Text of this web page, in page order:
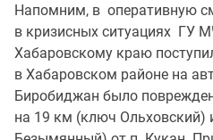
Напомним, в оперативную
в кризисных ситуациях ГУ
Хабаровскому краю
в Хабаровском районе на
Биробиджан было
на 19 км (ключ Ольховский)